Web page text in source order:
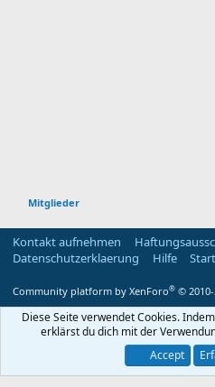
Mitglieder
Kontakt aufnehmen
Datenschutzerklaerung
Hilfe
Community platform by XenForo® ©
Diese Seite verwendet Cookies.
erklärst du dich mit der
Accept